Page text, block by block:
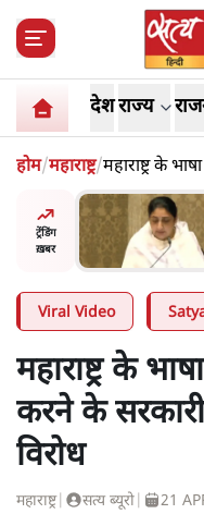
देशराज्य
होम/महाराष्ट्र/महाराष्ट्र के
फैसले का क्यों
ट्रेंडिंग
ख़बर
एनसीपी
इंदिरा
हैं?
Viral Video
महाराष्ट्र के
करने के
विरोध
महाराष्ट्र| सत्य ब्यूरो 21